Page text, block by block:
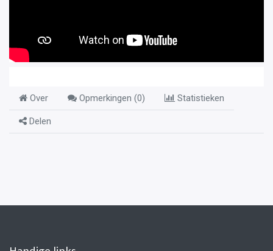
Over Opmerkingen (0) Statistieken
Delen